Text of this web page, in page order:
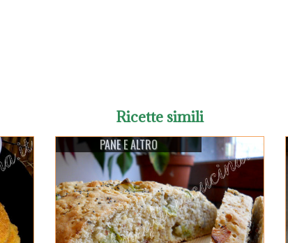
Ricette simili
PANE E ALTRO